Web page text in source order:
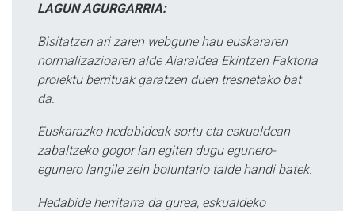
LAGUN AGURGARRIA:
Bisitatzen ari zaren webgune hau euskararen
normalizazioaren alde Aiaraldea Ekintzen Faktoria
proiektu berrituak garatzen duen tresnetako bat
da.
Euskarazko hedabideak sortu eta eskualdean
zabaltzeko gogor lan egiten dugu egunero-
egunero langile zein boluntario talde handi batek.
Hedabide herritarra da gurea, eskualdeko